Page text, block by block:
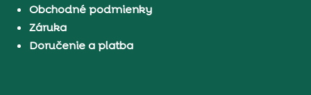
Obchodné podmienky
Záruka
Doručenie a platba